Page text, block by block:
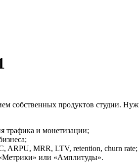
собственных продуктов студии.
трафика и монетизации;
ARPU, MRR, LTV, retention, churn rate;
или «Амплитуды».